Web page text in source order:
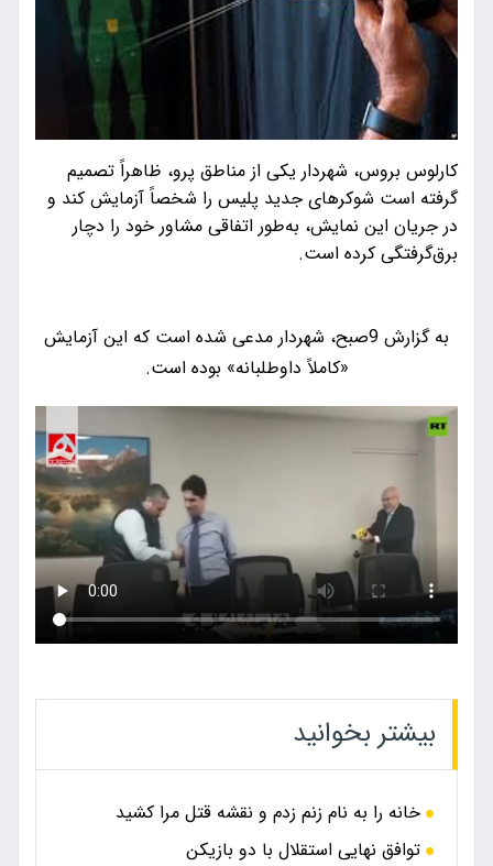
کارلوس بروس، شهردار یکی از مناطق پرو، ظاهراً تصمیم
گرفته است شوکرهای جدید پلیس را شخصاً آزمایش کند و
در جریان این نمایش، به‌طور اتفاقی مشاور خود را دچار
برق‌گرفتگی کرده است.
به گزارش 9صبح، شهردار مدعی شده است که این آزمایش
«کاملاً داوطلبانه» بوده است.
بیشتر بخوانید
خانه را به نام زنم زدم و نقشه قتل مرا کشید
توافق نهایی استقلال با دو بازیکن